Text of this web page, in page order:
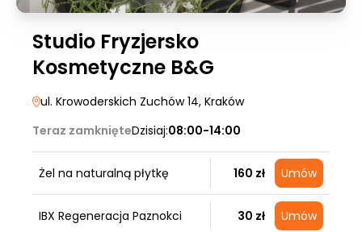
Studio Fryzjersko
Kosmetyczne B&G
ul. Krowoderskich Zuchów 14, Kraków
Teraz zamknięteDzisiaj:08:00-14:00
Żel na naturalną płytkę 160 zł Umów
IBX Regeneracja Paznokci 30 zł Umów